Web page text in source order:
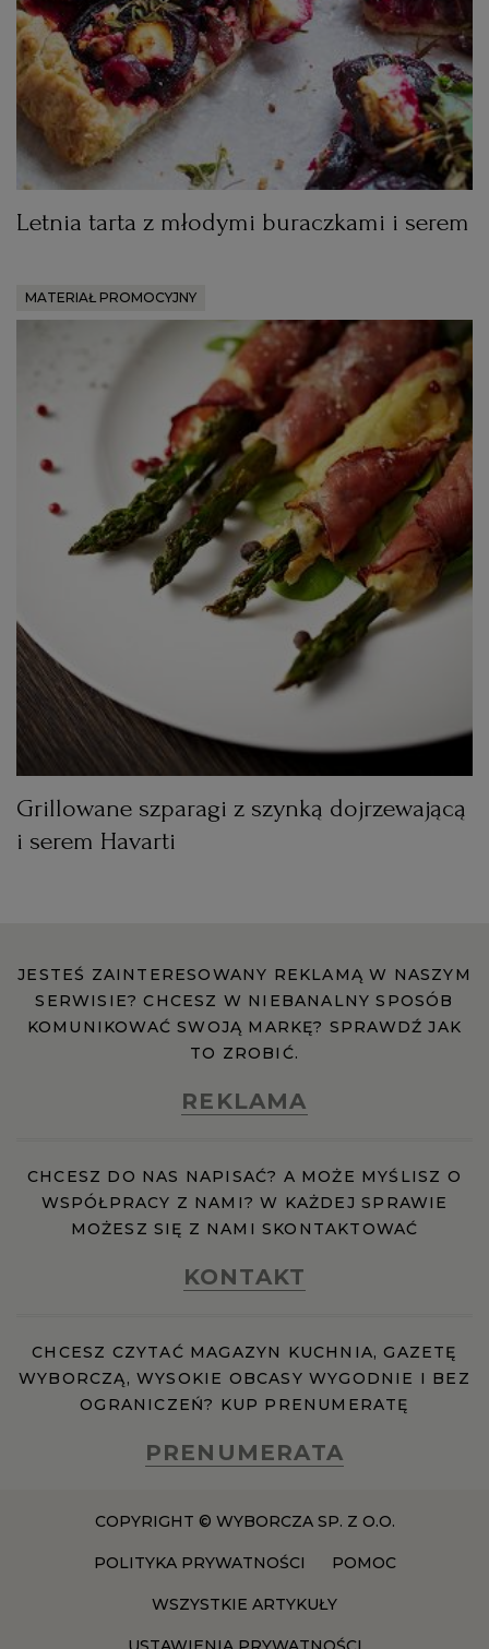
POZNAŃ
RADOM
RYBNIK
RZESZÓW
SOSNOWIEC
SZCZECIN
TORUŃ
TRÓJMIASTO
WAŁBRZYCH
WARSZAWA
ZIELONA GÓRA
PODRÓŻE
WIDEO
FORUM
Letnia tarta z młodymi buraczkami i serem
MATERIAŁ PROMOCYJNY
Grillowane szparagi z szynką dojrzewającą
i serem Havarti
JESTEŚ ZAINTERESOWANY REKLAMĄ W NASZYM
SERWISIE? CHCESZ W NIEBANALNY SPOSÓB
KOMUNIKOWAĆ SWOJĄ MARKĘ? SPRAWDŹ JAK
TO ZROBIĆ.
REKLAMA
CHCESZ DO NAS NAPISAĆ? A MOŻE MYŚLISZ O
WSPÓŁPRACY Z NAMI? W KAŻDEJ SPRAWIE
MOŻESZ SIĘ Z NAMI SKONTAKTOWAĆ
KONTAKT
CHCESZ CZYTAĆ MAGAZYN KUCHNIA, GAZETĘ
WYBORCZĄ, WYSOKIE OBCASY WYGODNIE I BEZ
OGRANICZEŃ? KUP PRENUMERATĘ
PRENUMERATA
COPYRIGHT © WYBORCZA SP. Z O.O.
POLITYKA PRYWATNOŚCI POMOC
WSZYSTKIE ARTYKUŁY